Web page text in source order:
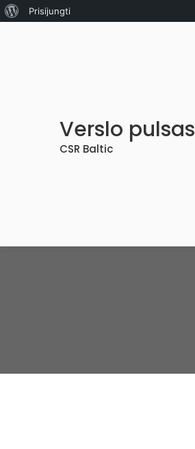
ApiePrisijungti
Verslo pulsas
CSR Baltic